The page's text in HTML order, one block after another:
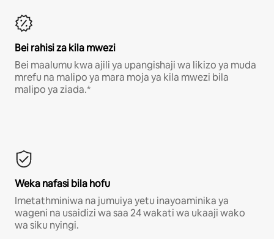
Bei rahisi za kila mwezi
Bei maalumu kwa ajili ya upangishaji wa likizo ya muda
mrefu na malipo ya mara moja ya kila mwezi bila
malipo ya ziada.*
Weka nafasi bila hofu
Imetathminiwa na jumuiya yetu inayoaminika ya
wageni na usaidizi wa saa 24 wakati wa ukaaji wako
wa siku nyingi.